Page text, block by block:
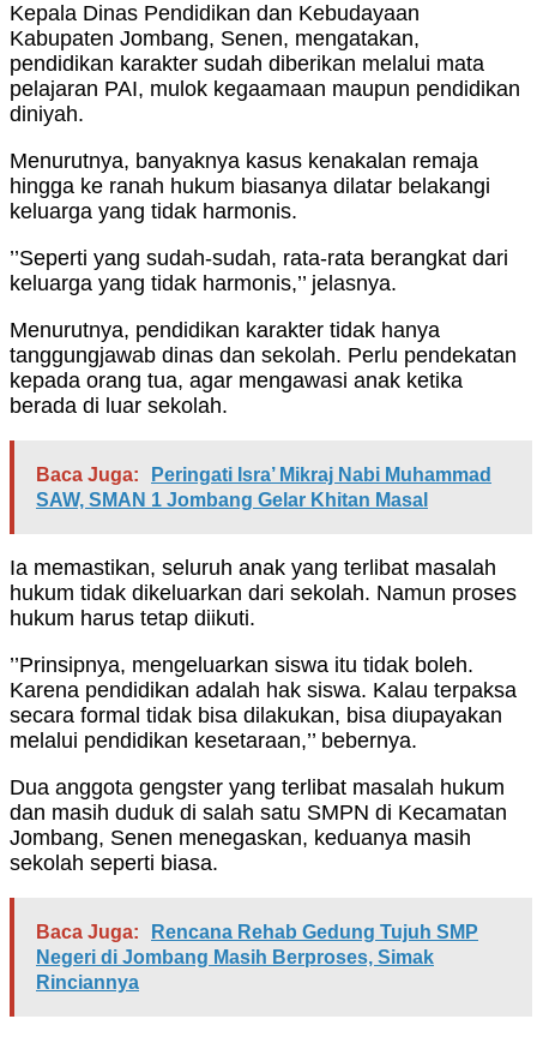
Kepala Dinas Pendidikan dan Kebudayaan
Kabupaten Jombang, Senen, mengatakan,
pendidikan karakter sudah diberikan melalui mata
pelajaran PAI, mulok kegaamaan maupun pendidikan
diniyah.
Menurutnya, banyaknya kasus kenakalan remaja
hingga ke ranah hukum biasanya dilatar belakangi
keluarga yang tidak harmonis.
’’Seperti yang sudah-sudah, rata-rata berangkat dari
keluarga yang tidak harmonis,’’ jelasnya.
Menurutnya, pendidikan karakter tidak hanya
tanggungjawab dinas dan sekolah. Perlu pendekatan
kepada orang tua, agar mengawasi anak ketika
berada di luar sekolah.
Baca Juga:
Peringati Isra’ Mikraj Nabi Muhammad
SAW, SMAN 1 Jombang Gelar Khitan Masal
Ia memastikan, seluruh anak yang terlibat masalah
hukum tidak dikeluarkan dari sekolah. Namun proses
hukum harus tetap diikuti.
’’Prinsipnya, mengeluarkan siswa itu tidak boleh.
Karena pendidikan adalah hak siswa. Kalau terpaksa
secara formal tidak bisa dilakukan, bisa diupayakan
melalui pendidikan kesetaraan,’’ bebernya.
Dua anggota gengster yang terlibat masalah hukum
dan masih duduk di salah satu SMPN di Kecamatan
Jombang, Senen menegaskan, keduanya masih
sekolah seperti biasa.
Baca Juga:
Rencana Rehab Gedung Tujuh SMP
Negeri di Jombang Masih Berproses, Simak
Rinciannya